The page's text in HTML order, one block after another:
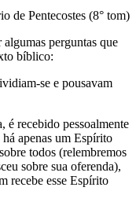
de Pentecostes (8° tom)
perguntas que
bíblico:
se e pousavam
é recebido pessoalmente
apenas um Espírito
todos (relembremos
sobre sua oferenda),
recebe esse Espírito